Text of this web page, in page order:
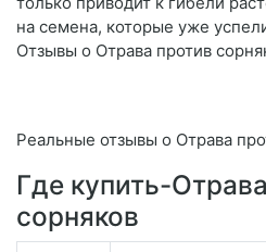
на семена, которые уже
Отзывы о Отрава против
Реальные отзывы о Отрава
Где купить-
сорняков